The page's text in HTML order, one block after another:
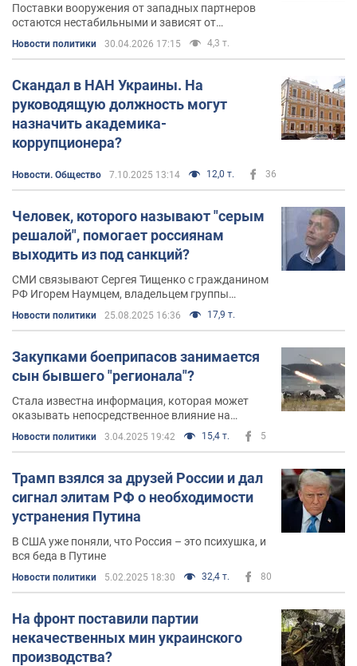
Поставки вооружения от западных партнеров
остаются нестабильными и зависят от
внутренней политики других государств
Новости политики 30.04.2026 17:15 4,3 т.
Скандал в НАН Украины. На
руководящую должность могут
назначить академика-
коррупционера?
Новости. Общество 7.10.2025 13:14 12,0 т. 36
Человек, которого называют "серым
решалой", помогает россиянам
выходить из под санкций?
СМИ связывают Сергея Тищенко с гражданином
РФ Игорем Наумцем, владельцем группы
"Юнигран", которая в том числе добывала
гранит в Коростышевском карьере
Новости политики 25.08.2025 16:36 17,9 т.
Закупками боеприпасов занимается
сын бывшего "регионала"?
Стала известна информация, которая может
оказывать непосредственное влияние на
Новости политики 3.04.2025 19:42 15,4 т. 5
Трамп взялся за друзей России и дал
сигнал элитам РФ о необходимости
устранения Путина
В США уже поняли, что Россия – это психушка, и
вся беда в Путине
Новости политики 5.02.2025 18:30 32,4 т. 80
На фронт поставили партии
некачественных мин украинского
производства?